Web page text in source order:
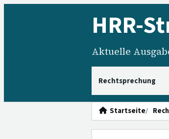
HRR-
Aktuelle
Startseite